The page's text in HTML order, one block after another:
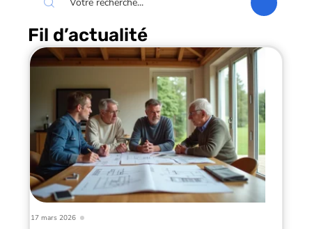
Fil d’actualité
17 mars 2026